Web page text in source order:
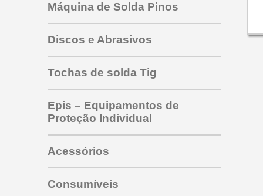
para mig todas as marcas
Tocha PRO 353 453 463
outras tochas mig
Tocha SBME 125
Tocha SU315
Tocha Tbi 150
Tocha Tbi 240
Máquina de Solda Pinos
Discos e Abrasivos
Tochas de solda Tig
Tocha tig TW 350
Tocha tig HW 26V
Tocha tig HW 26G
Eletrodos de Tungstênio
Epis – Equipamentos de
Proteção Individual
Acessórios
ABRAÇADEIRAS
Consumíveis